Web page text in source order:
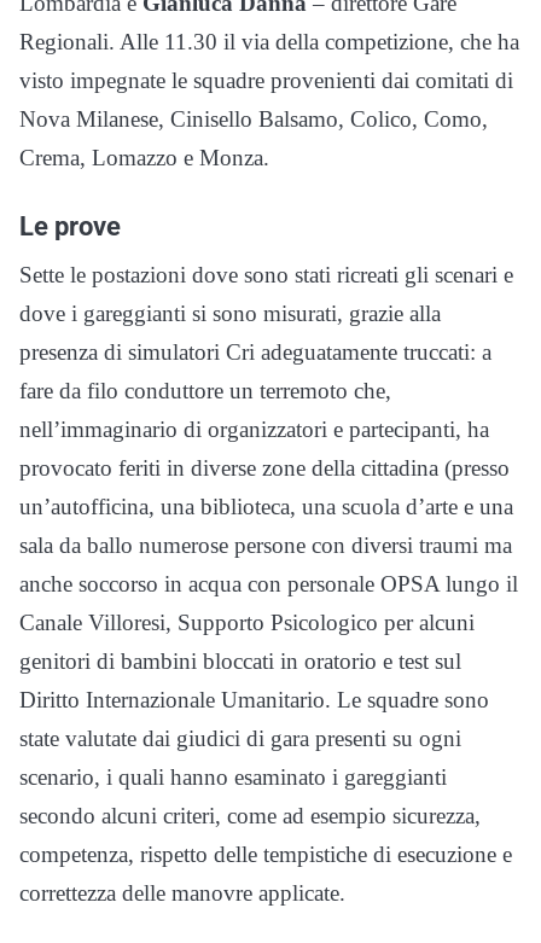
Regionali. Alle 11.30 il via della competizione, che ha
visto impegnate le squadre provenienti dai comitati di
Nova Milanese, Cinisello Balsamo, Colico, Como,
Crema, Lomazzo e Monza.
Le prove
Sette le postazioni dove sono stati ricreati gli scenari e
dove i gareggianti si sono misurati, grazie alla
presenza di simulatori Cri adeguatamente truccati: a
fare da filo conduttore un terremoto che,
nell’immaginario di organizzatori e partecipanti, ha
provocato feriti in diverse zone della cittadina (presso
un’autofficina, una biblioteca, una scuola d’arte e una
sala da ballo numerose persone con diversi traumi ma
anche soccorso in acqua con personale OPSA lungo il
Canale Villoresi, Supporto Psicologico per alcuni
genitori di bambini bloccati in oratorio e test sul
Diritto Internazionale Umanitario. Le squadre sono
state valutate dai giudici di gara presenti su ogni
scenario, i quali hanno esaminato i gareggianti
secondo alcuni criteri, come ad esempio sicurezza,
competenza, rispetto delle tempistiche di esecuzione e
correttezza delle manovre applicate.